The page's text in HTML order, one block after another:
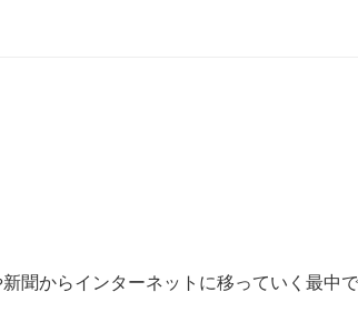
聞からインターネットに移っていく最中